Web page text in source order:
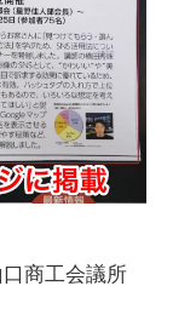
商工会議所